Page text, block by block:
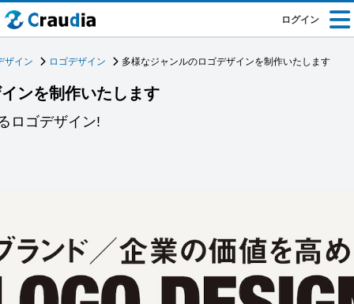
ログイン
ザイン ロゴデザイン 多様なジャンルのロゴデザインを制作いたします
ンを制作いたします
ロゴデザイン!